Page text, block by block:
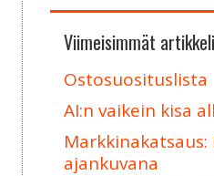
Viimeisimmät
Ostosuosituslista
AI:n vaikein kisa
ajankuvana